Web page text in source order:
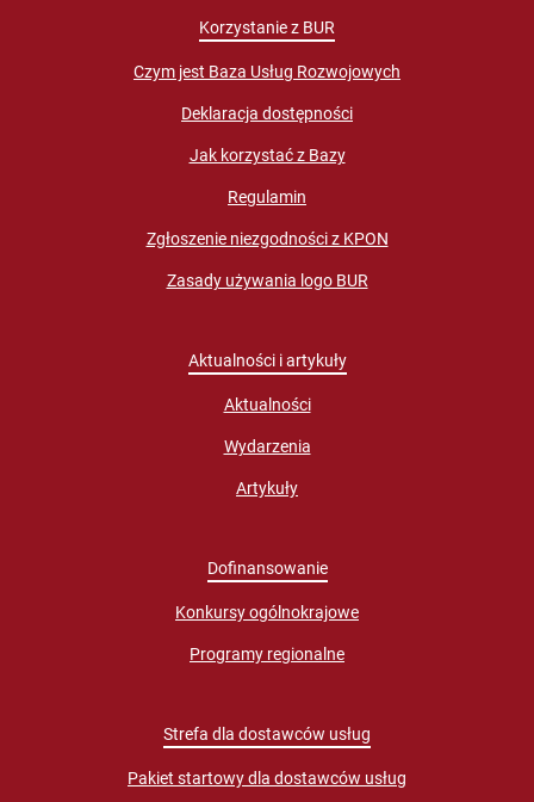
Korzystanie z BUR
Czym jest Baza Usług Rozwojowych
Deklaracja dostępności
Jak korzystać z Bazy
Regulamin
Zgłoszenie niezgodności z KPON
Zasady używania logo BUR
Aktualności i artykuły
Aktualności
Wydarzenia
Artykuły
Dofinansowanie
Konkursy ogólnokrajowe
Programy regionalne
Strefa dla dostawców usług
Pakiet startowy dla dostawców usług